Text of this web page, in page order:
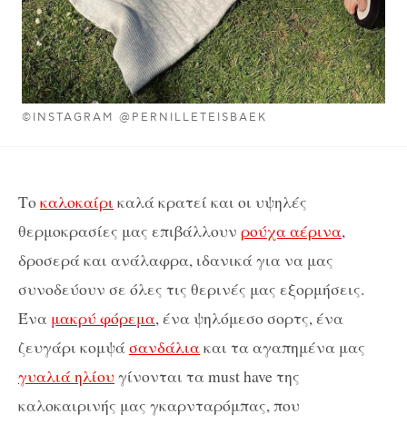
©INSTAGRAM @PERNILLETEISBAEK
Τοκαλοκαίρι καλά κρατεί και οι υψηλές
θερμοκρασίες μας επιβάλλουν ρούχα αέρινα,
δροσερά και ανάλαφρα, ιδανικά για να μας
συνοδεύουν σε όλες τις θερινές μας εξορμήσεις.
Ένα μακρύ φόρεμα, ένα ψηλόμεσο σορτς, ένα
ζευγάρι κομψάσανδάλιακαι τα αγαπημένα μας
γυαλιά ηλίου γίνονται τα must have της
καλοκαιρινής μας γκαρνταρόμπας, που